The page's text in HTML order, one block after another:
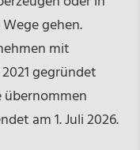
gehen.
mit
gegründet
übernommen
am 1. Juli 2026.